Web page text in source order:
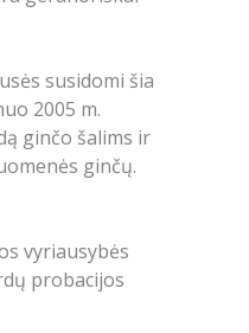
susidomi šia
2005 m.
ginčo šalims ir
ginčų.
vyriausybės
probacijos